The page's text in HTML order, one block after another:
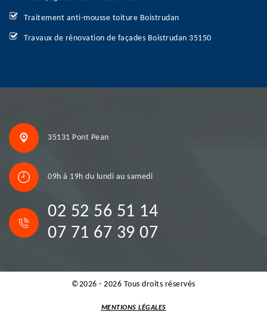
Traitement anti-mousse toiture Boistrudan
Travaux de rénovation de façades Boistrudan 35150
35131 Pont Pean
09h à 19h du lundi au samedi
02 52 56 51 14
07 71 67 39 07
©2026 - 2026 Tous droits réservés
MENTIONS LÉGALES